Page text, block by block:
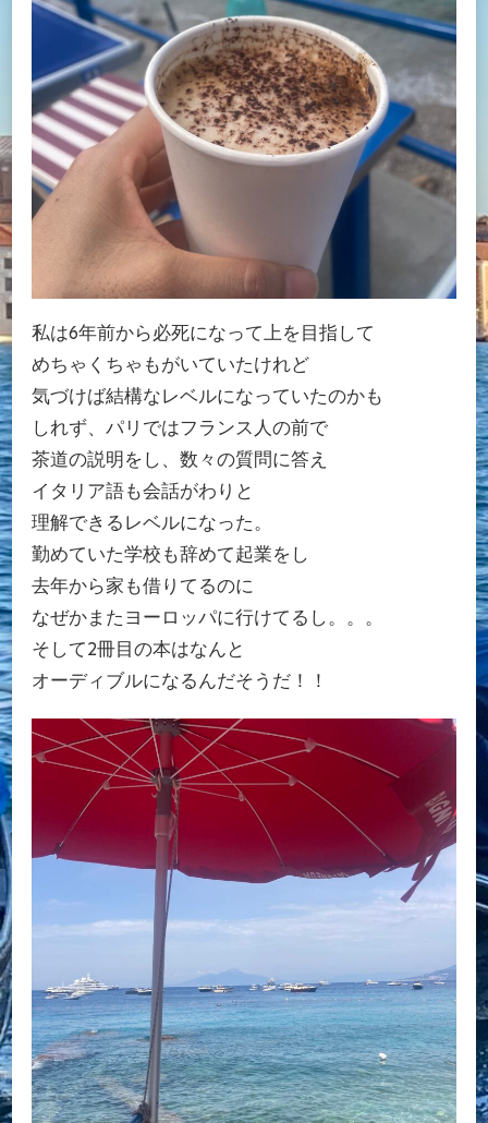
私は6年前から必死になって上を目指して
めちゃくちゃもがいていたけれど
気づけば結構なレベルになっていたのかも
しれず、パリではフランス人の前で
茶道の説明をし、数々の質問に答え
イタリア語も会話がわりと
理解できるレベルになった。
勤めていた学校も辞めて起業をし
去年から家も借りてるのに
なぜかまたヨーロッパに行けてるし。。。
そして2冊目の本はなんと
オーディブルになるんだそうだ！！